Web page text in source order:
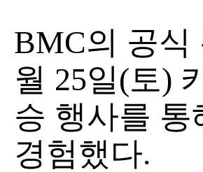
BMC의 공식
월 25일(토)
승 행사를
경험했다.